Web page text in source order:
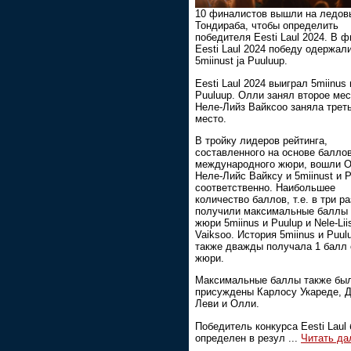
10 финалистов вышли на
Тондираба, чтобы определить
победителя Eesti Laul 2024. В
Eesti Laul 2024 победу
5miinust ja Puuluup.
Eesti Laul 2024 выиграл 5miinus
Puuluup. Олли занял второе
Неле-Лийз Вайксоо заняла
место.
В тройку лидеров рейтинга,
составленного на основе
международного жюри, вошли
Неле-Лийс Вайксу и 5miinust и
соответственно. Наибольшее
количество баллов, т.е. в три
получили максимальные баллы
жюри 5miinus и Puulup и Nele-
Vaiksoo. История 5miinus и
также дважды получала 1 балл
жюри.
Максимальные баллы также
присуждены Карлосу Укареде,
Леви и Олли.
Победитель конкурса Eesti Laul
определен в резул
Читать